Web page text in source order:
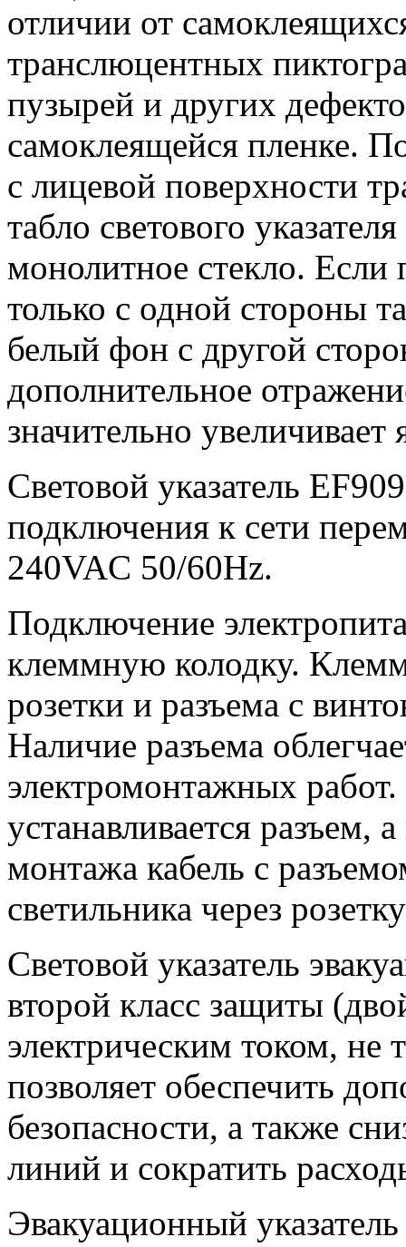
отличии от
транслюцентных
пузырей и других
самоклеящейся пленке.
с лицевой поверхности
табло светового
монолитное стекло. Если
только с одной стороны
белый фон с другой
дополнительное
значительно увеличивает
Световой указатель
подключения к сети
240VAC 50/60Hz.
Подключение
клеммную колодку.
розетки и разъема с
Наличие разъема
электромонтажных
устанавливается разъем,
монтажа кабель с
светильника через
Световой указатель
второй класс защиты
электрическим током, не
позволяет обеспечить
безопасности, а также
линий и сократить
Эвакуационный